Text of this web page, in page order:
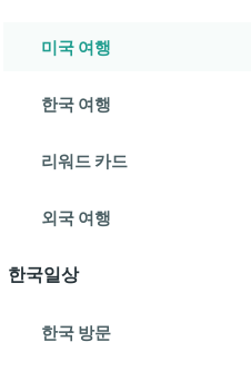
미국 여행
한국 여행
리워드 카드
외국 여행
한국일상
한국 방문